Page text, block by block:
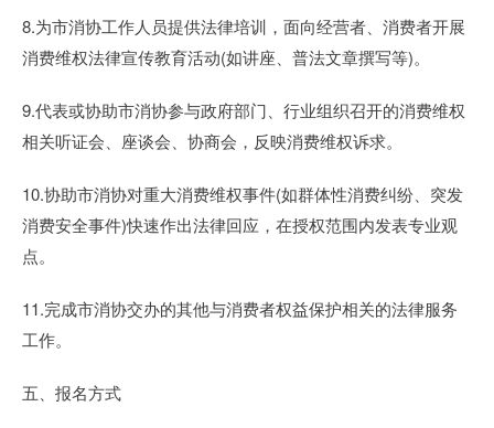
8.为市消协工作人员提供法律培训，面向经营者、消费者开展
消费维权法律宣传教育活动(如讲座、普法文章撰写等)。
9.代表或协助市消协参与政府部门、行业组织召开的消费维权
相关听证会、座谈会、协商会，反映消费维权诉求。
10.协助市消协对重大消费维权事件(如群体性消费纠纷、突发
消费安全事件)快速作出法律回应，在授权范围内发表专业观
点。
11.完成市消协交办的其他与消费者权益保护相关的法律服务
工作。
五、报名方式